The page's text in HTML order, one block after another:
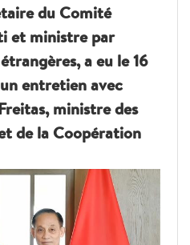
du Comité
et ministre par
a eu le 16
entretien avec
ministre des
de la Coopération